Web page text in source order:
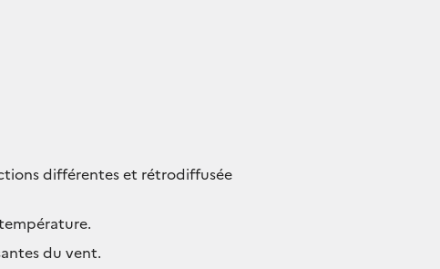
différentes et rétrodiffusée
du vent.